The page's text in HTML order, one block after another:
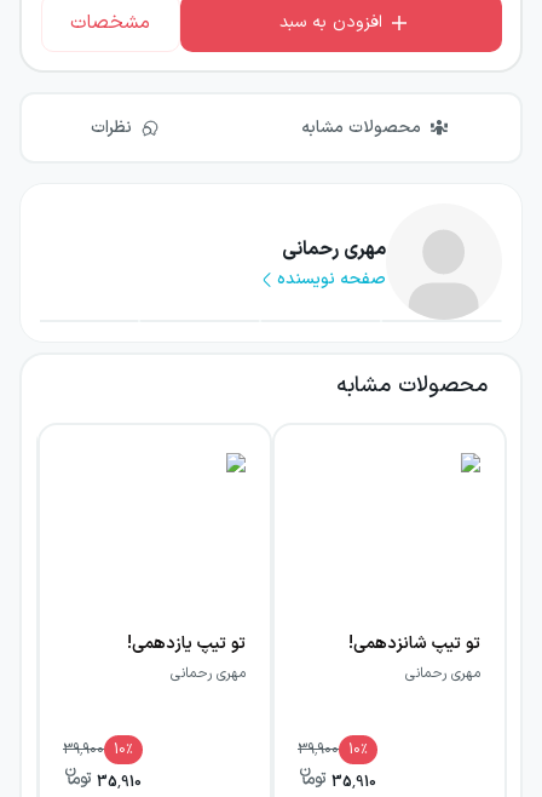
افزودن به سبد مشخصات
محصولات مشابه نظرات
مهری رحمانی
صفحه نویسنده
محصولات مشابه
تو تیپ شانزدهمی!
مهری رحمانی
39,900 10٪
35,910
تو تیپ یازدهمی!
مهری رحمانی
39,900 10٪
35,910